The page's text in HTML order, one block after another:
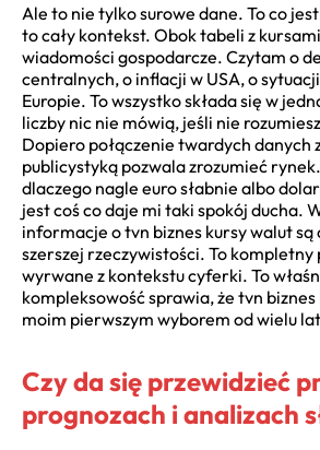
Ale to nie tylko surowe dane. To co
to cały kontekst. Obok tabeli z
wiadomości gospodarcze. Czytam o
centralnych, o inflacji w USA, o
Europie. To wszystko składa się w
liczby nic nie mówią, jeśli nie
Dopiero połączenie twardych danych
publicystyką pozwala zrozumieć
dlaczego nagle euro słabnie albo
jest coś co daje mi taki spokój ducha.
informacje o tvn biznes kursy walut są
szerszej rzeczywistości. To kompletny
wyrwane z kontekstu cyferki. To
kompleksowość sprawia, że tvn
moim pierwszym wyborem od wielu
Czy da się przewidzieć
prognozach i analizach